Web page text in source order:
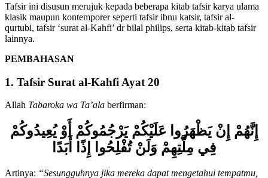
Tafsir ini disusun merujuk kepada beberapa kitab tafsir karya ulama
klasik maupun kontemporer seperti tafsir ibnu katsir, tafsir al-
qurtubi, tafsir ‘surat al-Kahfi’ dr bilal philips, serta kitab-kitab tafsir
1. Tafsir Surat al-Kahfi Ayat 20
إِنَّهُمْ إِنْ يَظْهَرُوا عَلَيْكُمْ يَرْجُمُوكُمْ أَوْ يُعِيدُوكُمْ
فِي مِلَّتِهِمْ وَلَنْ تُفْلِحُوا إِذًا أَبَدًا